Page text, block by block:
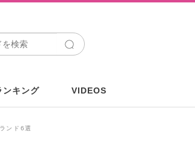
ンキング VIDEOS
ンド6選